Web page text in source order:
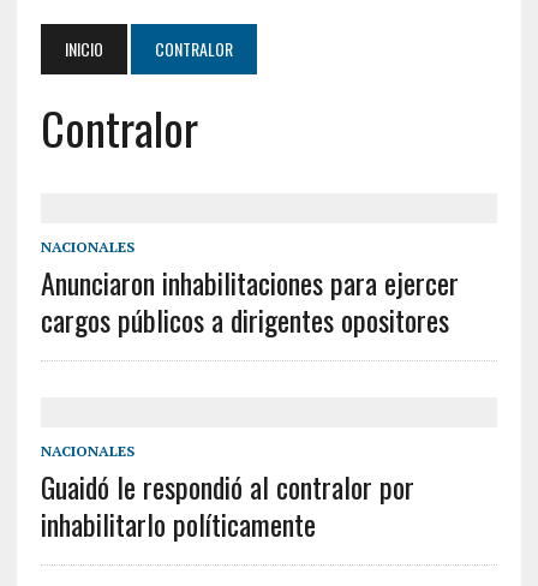
INICIO CONTRALOR
Contralor
NACIONALES
Anunciaron inhabilitaciones para ejercer
cargos públicos a dirigentes opositores
NACIONALES
Guaidó le respondió al contralor por
inhabilitarlo políticamente